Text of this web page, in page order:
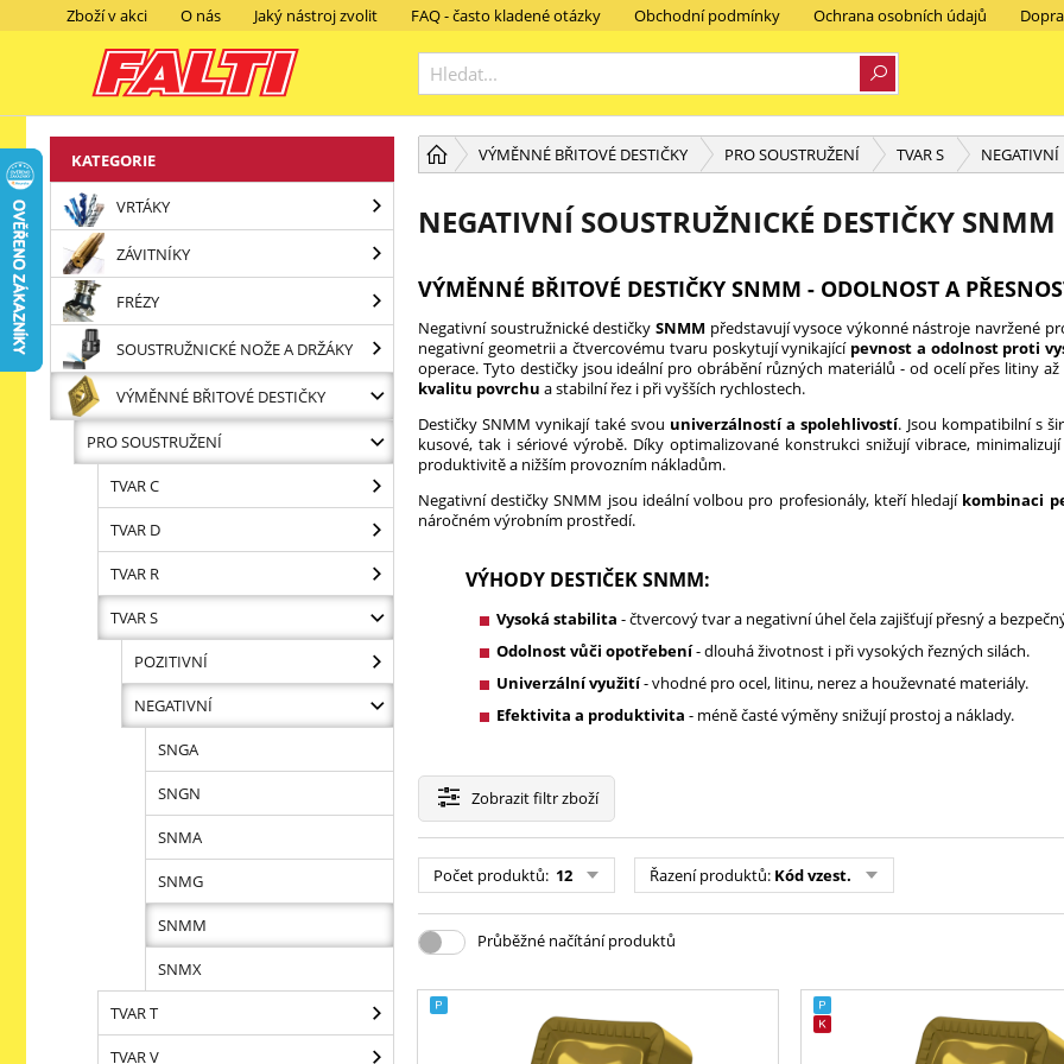
Zboží v akci O nás Jaký nástroj zvolit FAQ - často kladené otázky Obchodní podmínky Ochrana osobních údajů
VÝMĚNNÉ BŘITOVÉ DESTIČKY PRO SOUSTRUŽENÍ TVAR S NEGATIVNÍ
NEGATIVNÍ SOUSTRUŽNICKÉ DESTIČKY SNMM
VÝMĚNNÉ BŘITOVÉ DESTIČKY SNMM - ODOLNOST A
Negativní soustružnické destičky SNMMpředstavují vysoce výkonné nástroje navržené
negativní geometrii a čtvercovému tvaru poskytují vynikající pevnost a odolnost proti
operace. Tyto destičky jsou ideální pro obrábění různých materiálů - od ocelí přes litiny
kvalitu povrchu a stabilní řez i při vyšších rychlostech.
Destičky SNMM vynikají také svou univerzálností a spolehlivostí. Jsou kompatibilní s
kusové, tak i sériové výrobě. Díky optimalizované konstrukci snižují vibrace,
produktivitě a nižším provozním nákladům.
Negativní destičky SNMM jsou ideální volbou pro profesionály, kteří hledají kombinaci
náročném výrobním prostředí.
VÝHODY DESTIČEK SNMM:
Vysoká stabilita - čtvercový tvar a negativní úhel čela zajišťují přesný a
Odolnost vůči opotřebení- dlouhá životnost i při vysokých řezných silách.
Univerzální využití- vhodné pro ocel, litinu, nerez a houževnaté materiály.
Efektivita a produktivita - méně časté výměny snižují prostoj a náklady.
Zobrazitfiltr zboží
Počet produktů: 12 Řazení produktů: Kód vzest.
Průběžné načítání produktů
KATEGORIE
VRTÁKY
ZÁVITNÍKY
FRÉZY
SOUSTRUŽNICKÉ NOŽE A DRŽÁKY
VÝMĚNNÉ BŘITOVÉ DESTIČKY
PRO SOUSTRUŽENÍ
TVAR C
TVAR D
TVAR R
TVAR S
POZITIVNÍ
NEGATIVNÍ
SNGA
SNGN
SNMA
SNMG
SNMM
SNMX
TVAR T
TVAR V